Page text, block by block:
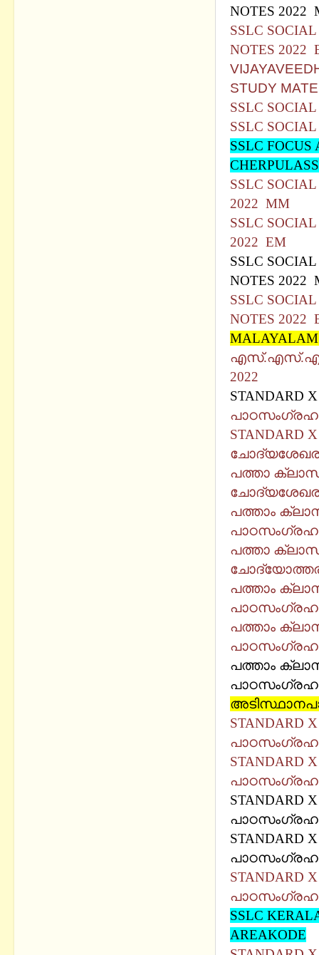
NOTES 2022
SSLC
NOTES 2022
STUDY
SSLC
SSLC
SSLC FOCUS
SSLC
2022 MM
SSLC
2022 EM
SSLC
NOTES 2022
SSLC
NOTES 2022
എസ്.എസ്.എല്‍
2022
STANDARD
STANDARD
പത്താ ക്ലാസ്
പത്താം
പത്താ ക്ലാസ്
പത്താം
പത്താം
പത്താം
SSLC
AREAKODE